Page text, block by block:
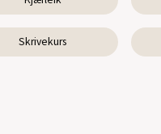
Skrivekurs